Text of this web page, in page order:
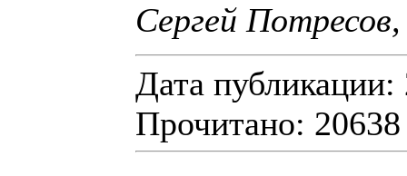
Сергей
Дата публикации:
Прочитано: 20638